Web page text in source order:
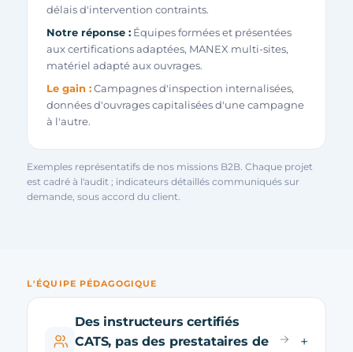
délais d'intervention contraints.
Notre réponse : Équipes formées et présentées
aux certifications adaptées, MANEX multi-sites,
matériel adapté aux ouvrages.
Le gain :Campagnes d'inspection internalisées,
données d'ouvrages capitalisées d'une campagne
à l'autre.
Exemples représentatifs de nos missions B2B. Chaque projet
est cadré à l'audit ; indicateurs détaillés communiqués sur
demande, sous accord du client.
L'ÉQUIPE PÉDAGOGIQUE
Des instructeurs certifiés
CATS, pas des prestataires de